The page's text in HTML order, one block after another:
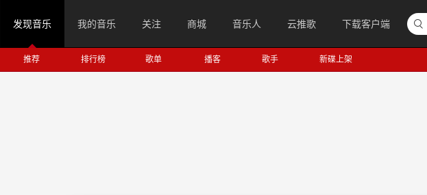
发现音乐 我的音乐 关注 商城 音乐人 云推歌 下载客户端
推荐 排行榜 歌单 播客 歌手 新碟上架